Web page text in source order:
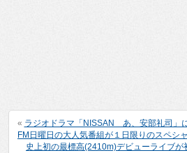
« ラジオドラマ「NISSAN あ、安部礼司」
FM日曜日の大人気番組が１日限りのスペシ
史上初の最標高(2410m)デビューライブが